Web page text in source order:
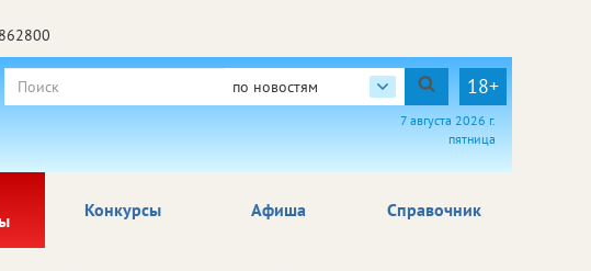
по новостям 18+
7 августа 2026 г.
пятница
Афиша Справочник
Конкурсы